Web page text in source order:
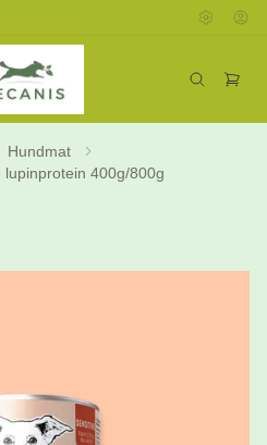
Hundmat
lupinprotein 400g/800g